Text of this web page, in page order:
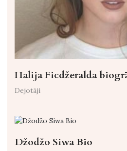
Halija Ficdžeralda
Dejotāji
Džodžo Siwa Bio